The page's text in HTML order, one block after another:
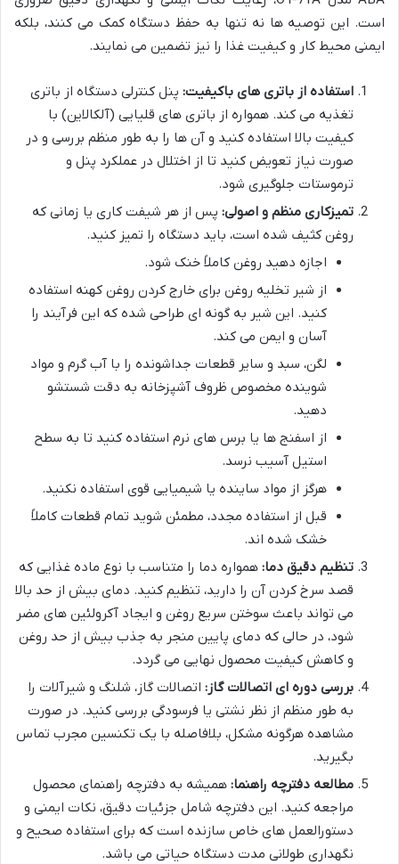
است. این توصیه ها نه تنها به حفظ دستگاه کمک می کنند، بلکه
ایمنی محیط کار و کیفیت غذا را نیز تضمین می نمایند.
استفاده از باتری های باکیفیت: پنل کنترلی دستگاه از باتری
تغذیه می کند. همواره از باتری های قلیایی (آلکالاین) با
کیفیت بالا استفاده کنید و آن ها را به طور منظم بررسی و در
صورت نیاز تعویض کنید تا از اختلال در عملکرد پنل و
ترموستات جلوگیری شود.
تمیزکاری منظم و اصولی: پس از هر شیفت کاری یا زمانی که
روغن کثیف شده است، باید دستگاه را تمیز کنید.
اجازه دهید روغن کاملاً خنک شود.
از شیر تخلیه روغن برای خارج کردن روغن کهنه استفاده
کنید. این شیر به گونه ای طراحی شده که این فرآیند را
آسان و ایمن می کند.
لگن، سبد و سایر قطعات جداشونده را با آب گرم و مواد
شوینده مخصوص ظروف آشپزخانه به دقت شستشو
دهید.
از اسفنج ها یا برس های نرم استفاده کنید تا به سطح
استیل آسیب نرسد.
هرگز از مواد ساینده یا شیمیایی قوی استفاده نکنید.
قبل از استفاده مجدد، مطمئن شوید تمام قطعات کاملاً
خشک شده اند.
تنظیم دقیق دما: همواره دما را متناسب با نوع ماده غذایی که
قصد سرخ کردن آن را دارید، تنظیم کنید. دمای بیش از حد بالا
می تواند باعث سوختن سریع روغن و ایجاد آکرولئین های مضر
شود، در حالی که دمای پایین منجر به جذب بیش از حد روغن
و کاهش کیفیت محصول نهایی می گردد.
بررسی دوره ای اتصالات گاز: اتصالات گاز، شلنگ و شیرآلات را
به طور منظم از نظر نشتی یا فرسودگی بررسی کنید. در صورت
مشاهده هرگونه مشکل، بلافاصله با یک تکنسین مجرب تماس
بگیرید.
مطالعه دفترچه راهنما: همیشه به دفترچه راهنمای محصول
مراجعه کنید. این دفترچه شامل جزئیات دقیق، نکات ایمنی و
دستورالعمل های خاص سازنده است که برای استفاده صحیح و
نگهداری طولانی مدت دستگاه حیاتی می باشد.